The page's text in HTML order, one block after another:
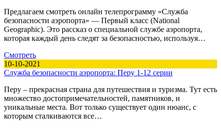
Предлагаем смотреть онлайн телепрограмму «Служба
безопасности аэропорта» — Первый класс (National
Geographic). Это рассказ о специальной службе аэропорта,
которая каждый день следят за безопасностью, используя…
Смотреть
10-10-2021
Служба безопасности аэропорта: Перу 1-12 серии
Перу – прекрасная страна для путешествия и туризма. Тут есть
множество достопримечательностей, памятников, и
уникальные места. Вот только существует один нюанс, с
которым сталкиваются все…